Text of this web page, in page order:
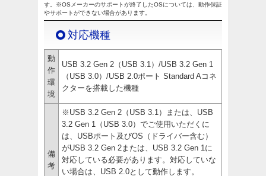
す。※OSメーカーのサポートが終了したOSについては、動作保証
やサポートができない場合があります。
対応機種
動
作
環
境
USB 3.2 Gen 2（USB 3.1）/USB 3.2 Gen 1
（USB 3.0）/USB 2.0ポート Standard Aコネ
クターを搭載した機種
備
考
※USB 3.2 Gen 2（USB 3.1）または、USB
3.2 Gen 1（USB 3.0）でご使用いただくに
は、USBポート及びOS（ドライバー含む）
がUSB 3.2 Gen 2または、USB 3.2 Gen 1に
対応している必要があります。対応していな
い場合は、USB 2.0として動作します。